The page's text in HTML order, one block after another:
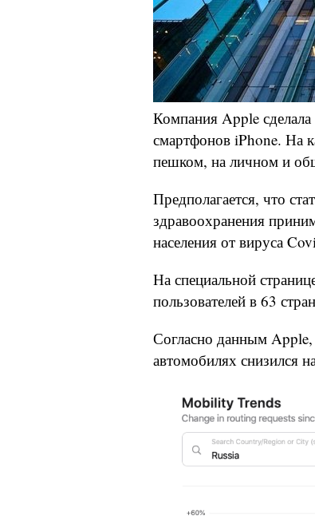
Компания Apple
смартфонов iPhone. На
пешком, на личном и
Предполагается, что
здравоохранения
населения от вируса
На специальной
пользователей в 63
Согласно данным
автомобилях снизился